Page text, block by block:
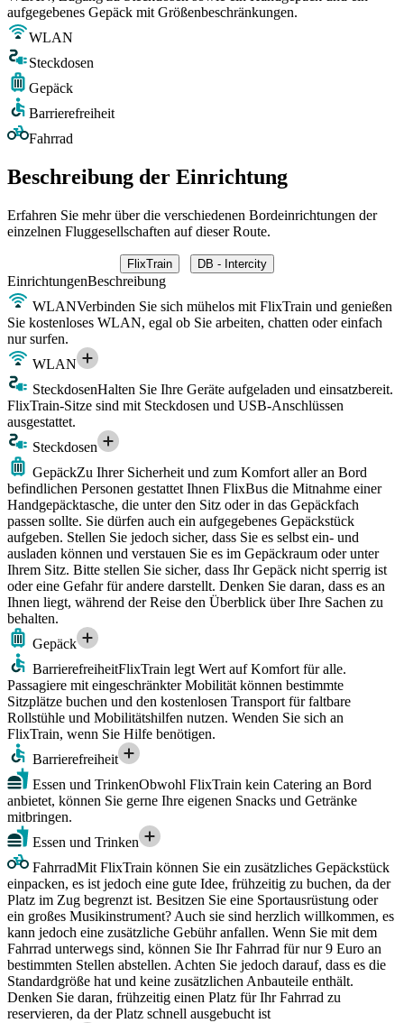
aufgegebenes Gepäck mit Größenbeschränkungen.
WLAN
Steckdosen
Gepäck
Barrierefreiheit
Fahrrad
Beschreibung der Einrichtung
Erfahren Sie mehr über die verschiedenen Bordeinrichtungen der
einzelnen Fluggesellschaften auf dieser Route.
FlixTrain DB - Intercity
EinrichtungenBeschreibung
WLANVerbinden Sie sich mühelos mit FlixTrain und genießen
Sie kostenloses WLAN, egal ob Sie arbeiten, chatten oder einfach
nur surfen.
WLAN
SteckdosenHalten Sie Ihre Geräte aufgeladen und einsatzbereit.
FlixTrain-Sitze sind mit Steckdosen und USB-Anschlüssen
ausgestattet.
Steckdosen
GepäckZu Ihrer Sicherheit und zum Komfort aller an Bord
befindlichen Personen gestattet Ihnen FlixBus die Mitnahme einer
Handgepäcktasche, die unter den Sitz oder in das Gepäckfach
passen sollte. Sie dürfen auch ein aufgegebenes Gepäckstück
aufgeben. Stellen Sie jedoch sicher, dass Sie es selbst ein- und
ausladen können und verstauen Sie es im Gepäckraum oder unter
Ihrem Sitz. Bitte stellen Sie sicher, dass Ihr Gepäck nicht sperrig ist
oder eine Gefahr für andere darstellt. Denken Sie daran, dass es an
Ihnen liegt, während der Reise den Überblick über Ihre Sachen zu
behalten.
Gepäck
BarrierefreiheitFlixTrain legt Wert auf Komfort für alle.
Passagiere mit eingeschränkter Mobilität können bestimmte
Sitzplätze buchen und den kostenlosen Transport für faltbare
Rollstühle und Mobilitätshilfen nutzen. Wenden Sie sich an
FlixTrain, wenn Sie Hilfe benötigen.
Barrierefreiheit
Essen und TrinkenObwohl FlixTrain kein Catering an Bord
anbietet, können Sie gerne Ihre eigenen Snacks und Getränke
mitbringen.
Essen und Trinken
FahrradMit FlixTrain können Sie ein zusätzliches Gepäckstück
einpacken, es ist jedoch eine gute Idee, frühzeitig zu buchen, da der
Platz im Zug begrenzt ist. Besitzen Sie eine Sportausrüstung oder
ein großes Musikinstrument? Auch sie sind herzlich willkommen, es
kann jedoch eine zusätzliche Gebühr anfallen. Wenn Sie mit dem
Fahrrad unterwegs sind, können Sie Ihr Fahrrad für nur 9 Euro an
bestimmten Stellen abstellen. Achten Sie jedoch darauf, dass es die
Standardgröße hat und keine zusätzlichen Anbauteile enthält.
Denken Sie daran, frühzeitig einen Platz für Ihr Fahrrad zu
reservieren, da der Platz schnell ausgebucht ist